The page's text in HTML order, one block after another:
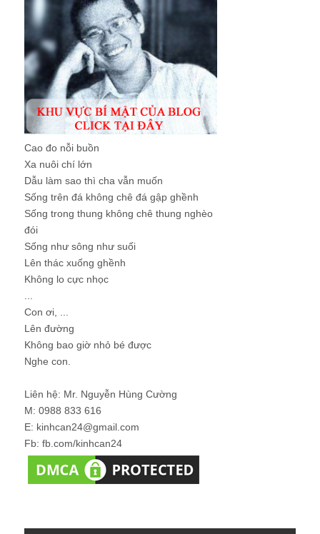
Cao đo nỗi buồn
Xa nuôi chí lớn
Dẫu làm sao thì cha vẫn muốn
Sống trên đá không chê đá gập ghềnh
Sống trong thung không chê thung nghèo
đói
Sống như sông như suối
Lên thác xuống ghềnh
Không lo cực nhọc
Con ơi, ...
Lên đường
Không bao giờ nhỏ bé được
Nghe con.
Liên hệ: Mr. Nguyễn Hùng Cường
M: 0988 833 616
E: kinhcan24@gmail.com
Fb: fb.com/kinhcan24